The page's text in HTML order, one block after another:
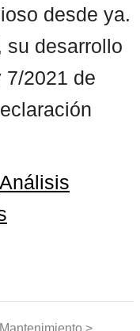
desde ya.
su desarrollo
7/2021 de
Análisis
>